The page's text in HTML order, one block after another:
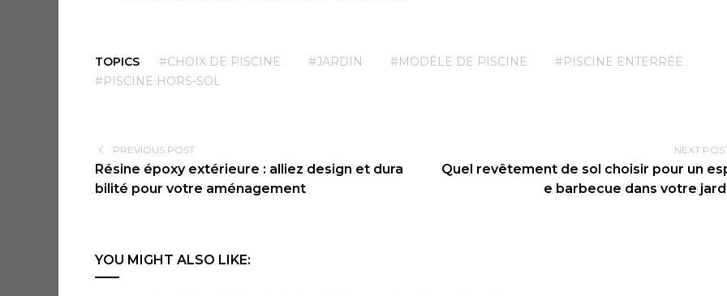
TOPICS #CHOIX DE PISCINE #JARDIN #MODÈLE DE PISCINE
#PISCINE ENTERRÉE
#PISCINE HORS-SOL
PREVIOUS POST
Résine époxy extérieure : alliez design et dura
bilité pour votre aménagement
NEXT
Quel revêtement de sol choisir pour un
e barbecue dans votre
YOU MIGHT ALSO LIKE: